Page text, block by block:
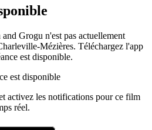
Grogu n'est pas actuellement
Mézières. Téléchargez l'app
est disponible.
est disponible
activez les notifications pour ce film
réel.